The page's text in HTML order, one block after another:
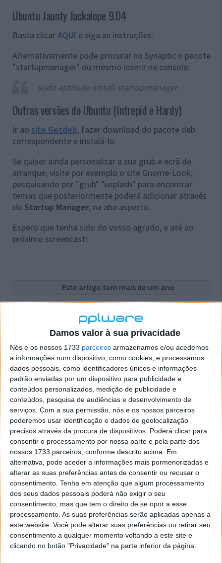
Damos valor à sua privacidade
Nós e os nossos 1733 parceiros armazenamos e/ou acedemos
a informações num dispositivo, como cookies, e processamos
dados pessoais, como identificadores únicos e informações
padrão enviadas por um dispositivo para publicidade e
conteúdos personalizados, medição de publicidade e
conteúdos, pesquisa de audiências e desenvolvimento de
serviços. Com a sua permissão, nós e os nossos parceiros
poderemos usar identificação e dados de geolocalização
precisos através da procura de dispositivos. Poderá clicar para
consentir o processamento por nossa parte e pela parte dos
nossos 1733 parceiros, conforme descrito acima. Em
alternativa, pode aceder a informações mais pormenorizadas e
alterar as suas preferências antes de consentir ou recusar o
consentimento. Tenha em atenção que algum processamento
dos seus dados pessoais poderá não exigir o seu
consentimento, mas que tem o direito de se opor a esse
processamento. As suas preferências serão aplicadas apenas a
este website. Você pode alterar suas preferências ou retirar seu
consentimento a qualquer momento voltando a este site e
clicando no botão "Privacidade" na parte inferior da página.
Ubuntu Jaunty Jackalope 9.04
Basta clicarAQUI e siga as instruções.
Alternativamente pode procurar no Synaptic o pacote
"startupmanager" ou mesmo inserir na consola:
sudo aptitude install startupmanager
Outras versões do Ubuntu (Intrepid e Hardy)
Ir ao site Getdeb, fazer download do pacote deb
correspondente e instalá-lo.
Se quiser ainda personalizar a sua grub e ecrã de
arranque, visite por exemplo o site Gnome-Look,
pesquisando por "grub" "usplash" para encontrar
temas que posteriormente poderá adicionar através
do Startup Manager, na aba aspecto.
Espero que tenha sido do vosso agrado, e até ao
próximo screencast!
Este artigo tem mais de um ano
Acompanhe o Pplware no Google Notícias
Proponha uma correção, faça uma sugestão
Autor:Ana Narciso
PRÓXIMO ARTIGO
Mac – Como apagar ficheiros que não querem ser
eliminados?
ARTIGO ANTERIOR
Golden Videos – Recupere as suas cassetes VHS